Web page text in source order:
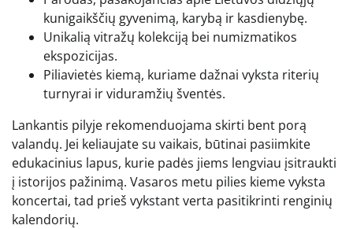
kunigaikščių gyvenimą, karybą ir kasdienybę.
Unikalią vitražų kolekciją bei numizmatikos
ekspozicijas.
Piliavietės kiemą, kuriame dažnai vyksta riterių
turnyrai ir viduramžių šventės.
Lankantis pilyje rekomenduojama skirti bent porą
valandų. Jei keliaujate su vaikais, būtinai pasiimkite
edukacinius lapus, kurie padės jiems lengviau įsitraukti
į istorijos pažinimą. Vasaros metu pilies kieme vyksta
koncertai, tad prieš vykstant verta pasitikrinti renginių
kalendorių.